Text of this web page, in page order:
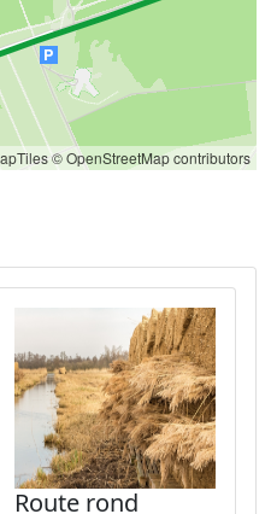
© OpenStreetMap contributors
Route rond